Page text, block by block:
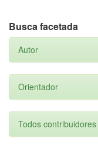
Busca facetada
Autor
Orientador
Todos contribuidores